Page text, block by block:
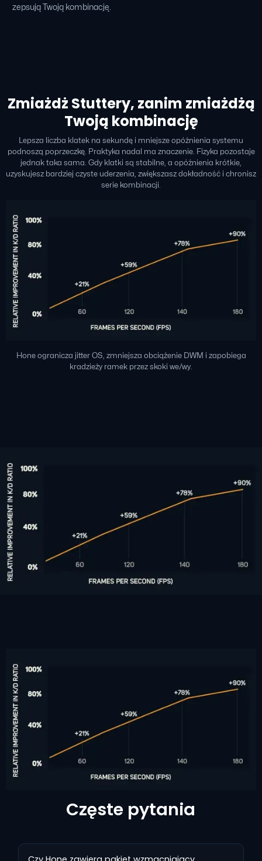
zepsują Twoją kombinację.
Zmiażdż Stuttery, zanim zmiażdżą
Twoją kombinację
Lepsza liczba klatek na sekundę i mniejsze opóźnienia systemu
podnoszą poprzeczkę. Praktyka nadal ma znaczenie. Fizyka pozostaje
jednak taka sama. Gdy klatki są stabilne, a opóźnienia krótkie,
uzyskujesz bardziej czyste uderzenia, zwiększasz dokładność i chronisz
serie kombinacji.
Hone ogranicza jitter OS, zmniejsza obciążenie DWM i zapobiega
kradzieży ramek przez skoki we/wy.
Częste pytania